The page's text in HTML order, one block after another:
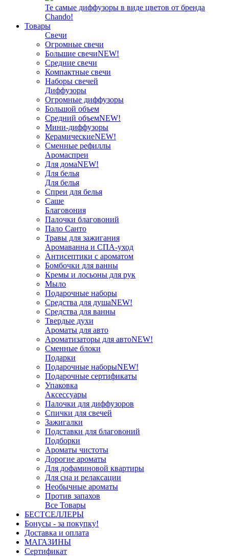
Те самые диффузоры в виде цветов от бренда
Chando!
Товары
Свечи
Огромные свечи
Большие свечиNEW!
Средние свечи
Компактные свечи
Наборы свечей
Диффузоры
Огромные диффузоры
Большой объем
Средний объемNEW!
Мини-диффузоры
КерамическиеNEW!
Сменные рефиллы
Аромаспреи
Для домаNEW!
Для белья
Для белья
Спреи для белья
Саше
Благовония
Палочки благовоний
Пало Санто
Травы для зажигания
Аромаванна и СПА-уход
Антисептики с ароматом
Бомбочки для ванны
Кремы и лосьоны для рук
Мыло
Подарочные наборы
Средства для душаNEW!
Средства для ванны
Твердые духи
Ароматы для авто
Ароматизаторы для автоNEW!
Сменные блоки
Подарки
Подарочные наборыNEW!
Подарочные сертификаты
Упаковка
Аксессуары
Палочки для диффузоров
Спички для свечей
Зажигалки
Подставки для благовоний
Подборки
Ароматы чистоты
Дорогие ароматы
Для дофаминовой квартиры
Для сна и релаксации
Необычные ароматы
Против запахов
Все Товары
БЕСТСЕЛЛЕРЫ
Бонусы - за покупку!
Доставка и оплата
МАГАЗИНЫ
Cертификат